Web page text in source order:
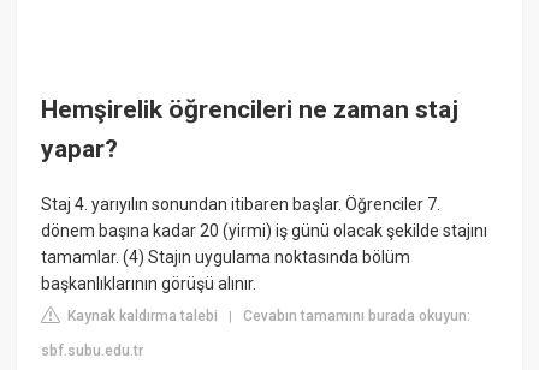
Hemşirelik öğrencileri ne zaman staj
yapar?
Staj 4. yarıyılın sonundan itibaren başlar. Öğrenciler 7.
dönem başına kadar 20 (yirmi) iş günü olacak şekilde stajını
tamamlar. (4) Stajın uygulama noktasında bölüm
başkanlıklarının görüşü alınır.
Kaynak kaldırma talebi |Cevabın tamamını burada okuyun:
sbf.subu.edu.tr